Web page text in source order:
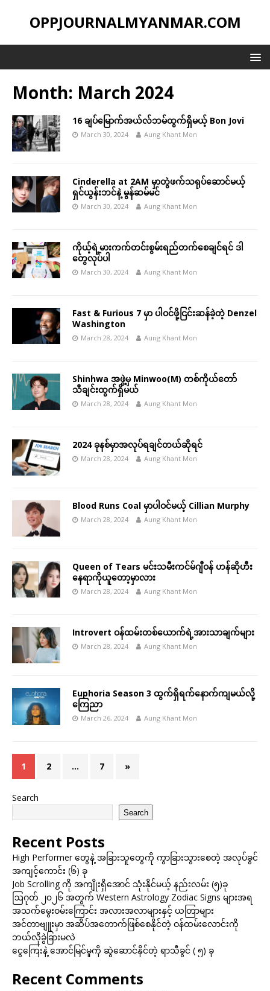
OPPJOURNALMYANMAR.COM
Month: March 2024
16 ချပ်မြောက်အယ်လ်ဘမ်ထွက်ရှိမယ့် Bon Jovi
March 30, 2024 Aung Khant Mon
Cinderella at 2AM မှာတွဲဖက်သရုပ်ဆောင်မယ့်
ရှင်ယွန်းဘင်နဲ့ မွန်ဆမ်မင်
March 30, 2024 Aung Khant Mon
ကိုယ့်ရဲ့မားကက်တင်းစွမ်းရည်တက်စေချင်ရင် ဒါ
တွေလုပ်ပါ
March 30, 2024 Aung Khant Mon
Fast & Furious 7 မှာ ပါဝင်ဖို့ငြင်းဆန်ခဲ့တဲ့ Denzel
Washington
March 28, 2024 Aung Khant Mon
Shinhwa အဖွဲ့မှ Minwoo(M) တစ်ကိုယ်တော်
သီချင်းထွက်ရှိမယ်
March 28, 2024 Aung Khant Mon
2024 ခုနစ်မှာအလုပ်ရချင်တယ်ဆိုရင်
March 28, 2024 Aung Khant Mon
Blood Runs Coal မှာပါဝင်မယ့် Cillian Murphy
March 28, 2024 Aung Khant Mon
Queen of Tears မင်းသမီးကင်မ်ဂျီဝန် ဟန်ဆိုဟီး
နေရာကိုယူတော့မှာလား
March 28, 2024 Aung Khant Mon
Introvert ဝန်ထမ်းတစ်ယောက်ရဲ့အားသာချက်များ
March 28, 2024 Aung Khant Mon
Euphoria Season 3 ထွက်ရှိရက်နောက်ကျမယ်လို့
ကြေညာ
March 26, 2024 Aung Khant Mon
1 2 … 7 »
Search
Search
Recent Posts
High Performer တွေနဲ့ အခြားသူတွေကို ကွာခြားသွားစေတဲ့ အလုပ်ခွင်
အကျင့်ကောင်း (၆) ခု
Job Scrolling ကို အကျိုးရှိအောင် သုံးနိုင်မယ့် နည်းလမ်း (၅)ခု
ဩဂုတ် ၂၀၂၆ အတွက် Western Astrology Zodiac Signs များအရ
အသက်မွေးဝမ်းကြောင်း အလားအလာများနှင့် ယတြာများ
အင်တာဗျူးမှာ အဆိပ်အတောက်ဖြစ်စေနိုင်တဲ့ ဝန်ထမ်းလောင်းကို
ဘယ်လိုခွဲခြားမလဲ
ငွေကြေးနဲ့ အောင်မြင်မှုကို ဆွဲဆောင်နိုင်တဲ့ ရာသီခွင် ( ၅) ခု
Recent Comments